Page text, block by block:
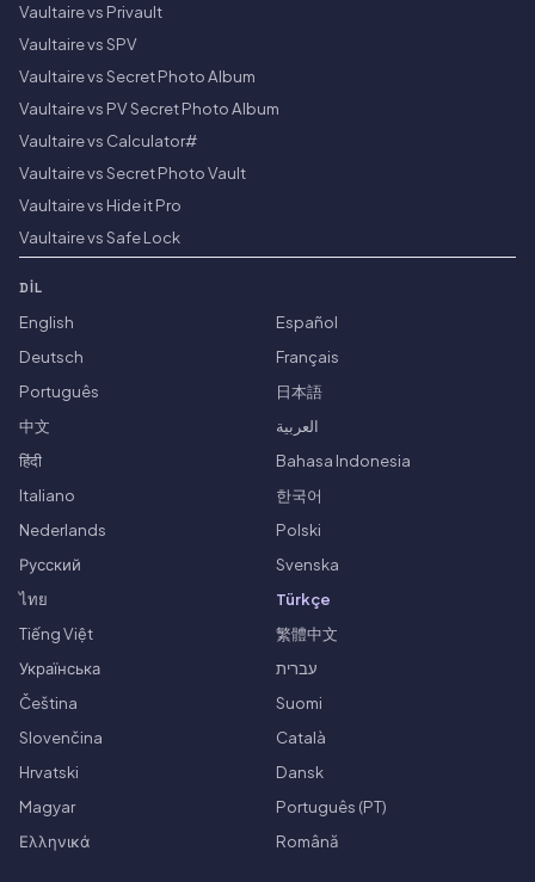
Vaultaire vs Privault
Vaultaire vs SPV
Vaultaire vs Secret Photo Album
Vaultaire vs PV Secret Photo Album
Vaultaire vs Calculator#
Vaultaire vs Secret Photo Vault
Vaultaire vs Hide it Pro
Vaultaire vs Safe Lock
DIL
English
Español
Deutsch
Français
Português
日本語
中文
العربية
हिंदी
Bahasa Indonesia
Italiano
한국어
Nederlands
Polski
Русский
Svenska
ไทย
Türkçe
Tiếng Việt
繁體中文
Українська
עברית
Čeština
Suomi
Slovenčina
Català
Hrvatski
Dansk
Magyar
Português (PT)
Ελληνικά
Română